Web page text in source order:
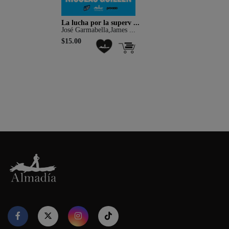
La lucha por la superv ...
José Garmabella,James ...
$15.00
Nuestro sitio web utiliza cookies para proporcionar su
experiencia de navegación e información relevante. Antes de